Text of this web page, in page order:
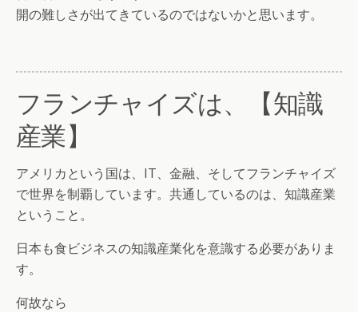
開の難しさが出てきているのではないかと思います。
フランチャイズは、【知識
産業】
アメリカという国は、IT、金融、そしてフランチャイズ
で世界を制覇しています。共通しているのは、知識産業
ということ。
日本も食ビジネスの知識産業化を意識する必要がありま
す。
何故なら